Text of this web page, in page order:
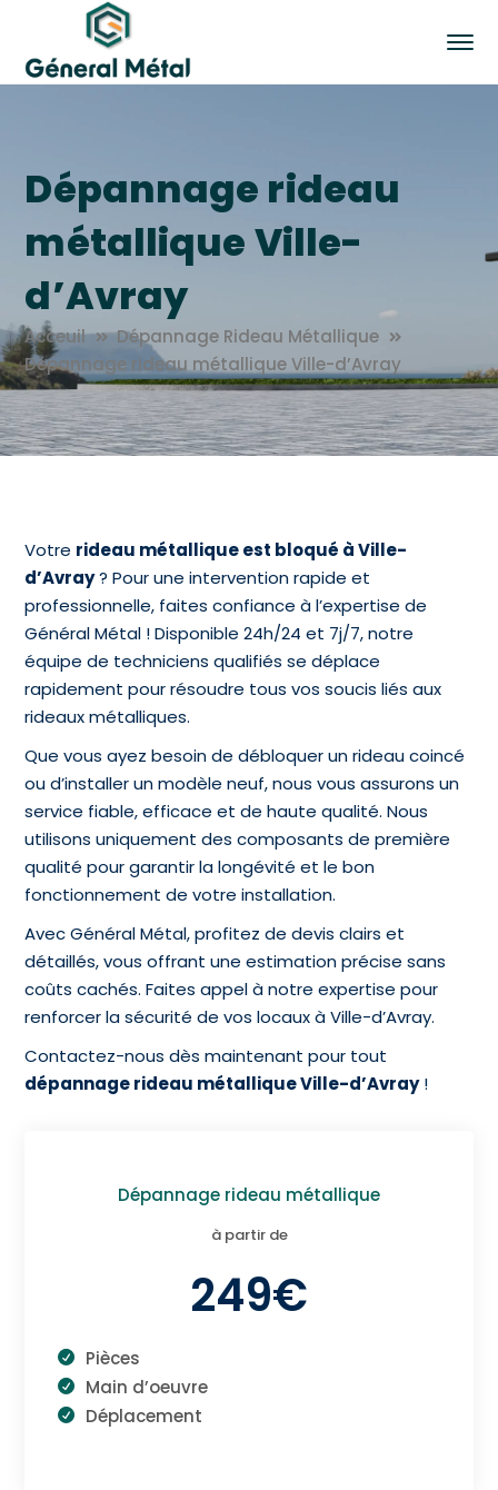
Dépannage rideau
métallique Ville-
d’Avray
Acceuil
Dépannage Rideau Métallique
Dépannage rideau métallique Ville-d’Avray
Votre rideau métallique est bloqué à Ville-
d’Avray? Pour une intervention rapide et
professionnelle, faites confiance à l’expertise de
Général Métal ! Disponible 24h/24 et 7j/7, notre
équipe de techniciens qualifiés se déplace
rapidement pour résoudre tous vos soucis liés aux
rideaux métalliques.
Que vous ayez besoin de débloquer un rideau coincé
ou d’installer un modèle neuf, nous vous assurons un
service fiable, efficace et de haute qualité. Nous
utilisons uniquement des composants de première
qualité pour garantir la longévité et le bon
fonctionnement de votre installation.
Avec Général Métal, profitez de devis clairs et
détaillés, vous offrant une estimation précise sans
coûts cachés. Faites appel à notre expertise pour
renforcer la sécurité de vos locaux à Ville-d’Avray.
Contactez-nous dès maintenant pour tout
dépannage rideau métallique Ville-d’Avray!
Dépannage rideau métallique
à partir de
249€
Pièces
Main d’oeuvre
Déplacement